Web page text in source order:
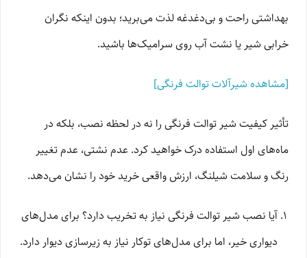
بهداشتی راحت و بی‌دغدغه لذت می‌برید؛ بدون اینکه نگران
خرابی شیر یا نشت آب روی سرامیک‌ها باشید.
[مشاهده شیرآلات توالت فرنگی]
تأثیر کیفیت شیر توالت فرنگی را نه در لحظه نصب، بلکه در
ماه‌های اول استفاده درک خواهید کرد. عدم نشتی، عدم تغییر
رنگ و سلامت شیلنگ، ارزش واقعی خرید خود را نشان می‌دهد.
آیا نصب شیر توالت فرنگی نیاز به تخریب دارد؟ برای مدل‌های
دیواری خیر، اما برای مدل‌های توکار نیاز به زیرسازی دیوار دارد.